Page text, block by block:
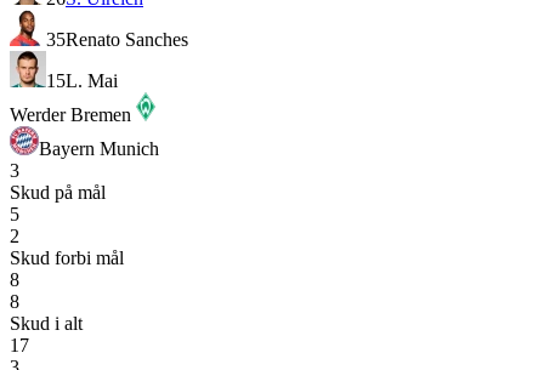
35Renato Sanches
15L. Mai
Werder Bremen
Bayern Munich
3
Skud på mål
5
2
Skud forbi mål
8
8
Skud i alt
17